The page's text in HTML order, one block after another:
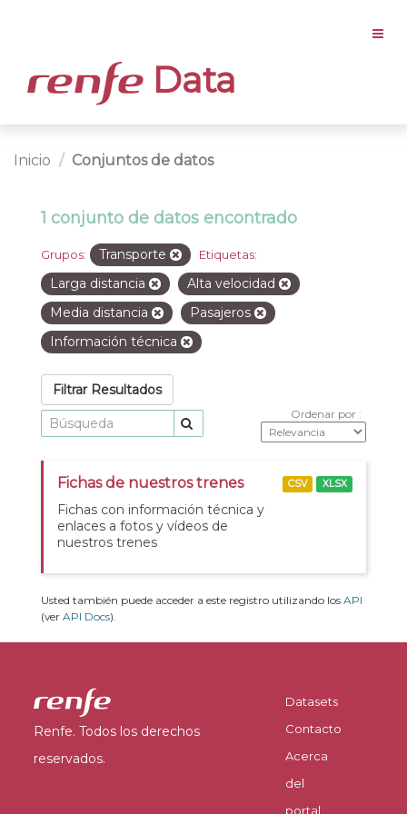
Data
Inicio Conjuntos de datos
1 conjunto de datos encontrado
Grupos: Transporte Etiquetas:
Larga distancia
Alta velocidad
Media distancia
Pasajeros
Información técnica
Filtrar Resultados
Ordenar por
Fichas de nuestros trenes
Fichas con información técnica y
enlaces a fotos y vídeos de
nuestros trenes
CSV XLSX
Usted también puede acceder a este registro utilizando los API
(ver API Docs).
Renfe. Todos los derechos
reservados.
Datasets
Contacto
Acerca
del
portal